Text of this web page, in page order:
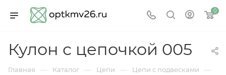
0
Кулон с цепочкой 005
Главная — Каталог — Цепи — Цепи с подвесками —